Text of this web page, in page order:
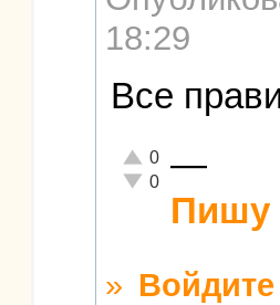
18:29
Все
Отлично!
0
Неадекватно!
0 —
Пишу
» Войдите